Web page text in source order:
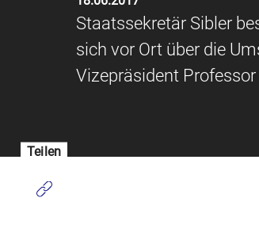
Staatssekretär Sibler
sich vor Ort über die
Vizepräsident
Teilen